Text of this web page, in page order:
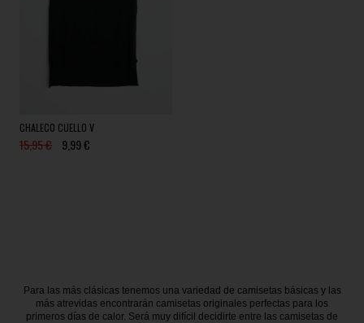
CHALECO CUELLO V
15,95 € 9,99 €
Para las más clásicas tenemos una variedad de camisetas básicas y las
más atrevidas encontrarán camisetas originales perfectas para los
primeros días de calor. Será muy difícil decidirte entre las camisetas de